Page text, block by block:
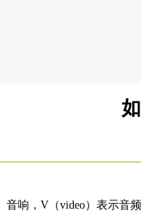
音响，V（video）表示